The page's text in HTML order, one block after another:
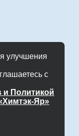
улучшения
с
и Политикой
Яр»